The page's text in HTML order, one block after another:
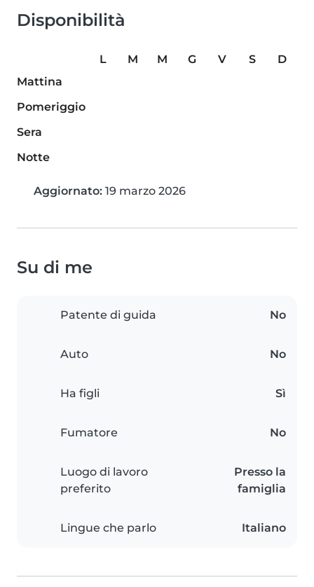
Disponibilità
L M M G V S
D
Mattina
Pomeriggio
Sera
Notte
Aggiornato: 19 marzo 2026
Su di me
Patente di guida No
Auto No
Ha figli Sì
Fumatore No
Luogo di lavoro
preferito
Presso la
famiglia
Lingue che parlo Italiano